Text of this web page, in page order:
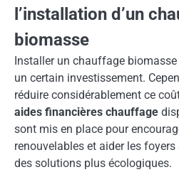
l’installation d’un
biomasse
Installer un chauffage
un certain investissement.
réduire considérablement ce
aides financières chauffage
sont mis en place pour
renouvelables et aider les
des solutions plus écologiques.